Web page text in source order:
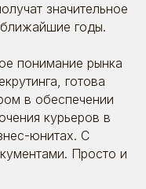
значительное
годы.
понимание рынка
готова
в обеспечении
курьеров в
юнитах. С
Просто и